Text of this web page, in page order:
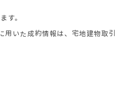
す。
いた成約情報は、宅地建物取